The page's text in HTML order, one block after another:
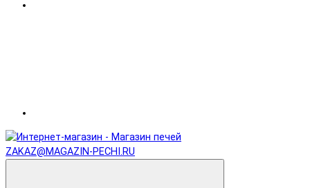
ZAKAZ@MAGAZIN-PECHI.RU